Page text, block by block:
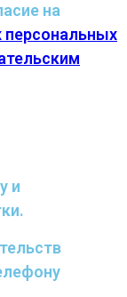
на
персональных
и